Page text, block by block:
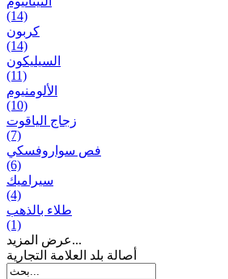
(14)
كربون
(14)
السيليكون
(11)
الألومنيوم
(10)
زجاج الياقوت
(7)
فص سواروفسكي
(6)
سيراميك
(4)
طلاء بالذهب
(1)
عرض المزيد...
أصالة بلد العلامة التجارية